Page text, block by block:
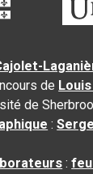
de
de
:
: